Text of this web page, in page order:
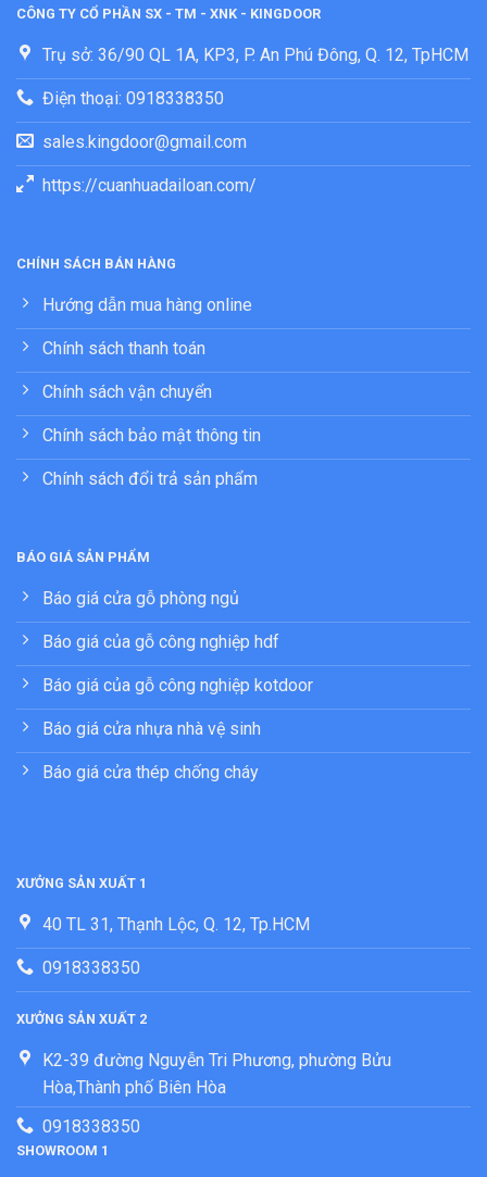
CÔNG TY CỔ PHẦN SX - TM - XNK - KINGDOOR
Trụ sở: 36/90 QL 1A, KP3, P. An Phú Đông, Q. 12, TpHCM
Điện thoại: 0918338350
sales.kingdoor@gmail.com
https://cuanhuadailoan.com/
CHÍNH SÁCH BÁN HÀNG
Hướng dẫn mua hàng online
Chính sách thanh toán
Chính sách vận chuyển
Chính sách bảo mật thông tin
Chính sách đổi trả sản phẩm
BÁO GIÁ SẢN PHẨM
Báo giá cửa gỗ phòng ngủ
Báo giá của gỗ công nghiệp hdf
Báo giá của gỗ công nghiệp kotdoor
Báo giá cửa nhựa nhà vệ sinh
Báo giá cửa thép chống cháy
XƯỞNG SẢN XUẤT 1
40 TL 31, Thạnh Lộc, Q. 12, Tp.HCM
0918338350
XƯỞNG SẢN XUẤT 2
K2-39 đường Nguyễn Tri Phương, phường Bửu
Hòa,Thành phố Biên Hòa
0918338350
SHOWROOM 1